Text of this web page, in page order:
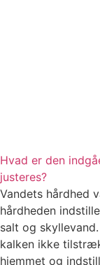
Hvad er den
justeres?
Vandets hårdhed
hårdheden
salt og
kalken ikke
hjemmet og